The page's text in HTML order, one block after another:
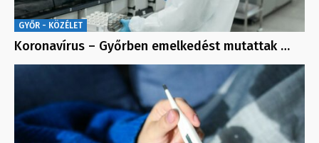
GYŐR - KÖZÉLET
Koronavírus – Győrben emelkedést mutattak …